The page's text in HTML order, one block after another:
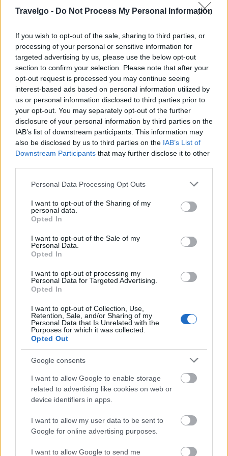
Travelgo - Do Not Process My Personal Information
If you wish to opt-out of the sale, sharing to third parties, or
processing of your personal or sensitive information for
targeted advertising by us, please use the below opt-out
section to confirm your selection. Please note that after your
opt-out request is processed you may continue seeing
interest-based ads based on personal information utilized by
us or personal information disclosed to third parties prior to
your opt-out. You may separately opt-out of the further
disclosure of your personal information by third parties on the
IAB’s list of downstream participants. This information may
also be disclosed by us to third parties on the IAB’s List of
Downstream Participants that may further disclose it to other
Please note that this website/app uses one or more Google
not limited to your visit or usage behaviour. You may click to
grant or deny consent to Google and its third-party tags to
use your data for below specified purposes in below Google
consent section.
Personal Data Processing Opt Outs
I want to opt-out of the Sharing of my
personal data.
Opted In
I want to opt-out of the Sale of my
Personal Data.
Opted In
I want to opt-out of processing my
Personal Data for Targeted Advertising.
Opted In
I want to opt-out of Collection, Use,
Retention, Sale, and/or Sharing of my
Personal Data that Is Unrelated with the
Purposes for which it was collected.
Opted Out
Google consents
I want to allow Google to enable storage
related to advertising like cookies on web or
device identifiers in apps.
I want to allow my user data to be sent to
Google for online advertising purposes.
I want to allow Google to send me
μες στη φύση και πληθωρικές τοπικές γεύσεις.
Παλαιός Άγιος Αθανάσιος